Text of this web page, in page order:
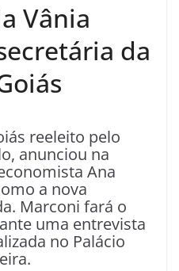
Vânia
da
reeleito pelo
anunciou na
Ana
a nova
Marconi fará o
uma entrevista
no Palácio